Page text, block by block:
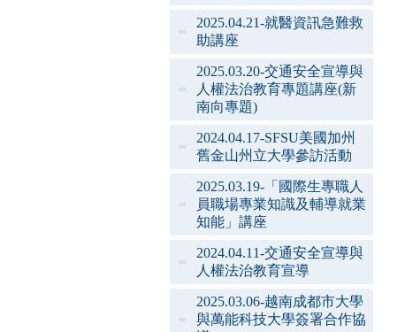
2025.04.21-就醫資訊急難救
助講座
2025.03.20-交通安全宣導與
人權法治教育專題講座(新
南向專題)
2024.04.17-SFSU美國加州
舊金山州立大學參訪活動
2025.03.19-「國際生專職人
員職場專業知識及輔導就業
知能」講座
2024.04.11-交通安全宣導與
人權法治教育宣導
2025.03.06-越南成都市大學
與萬能科技大學簽署合作協